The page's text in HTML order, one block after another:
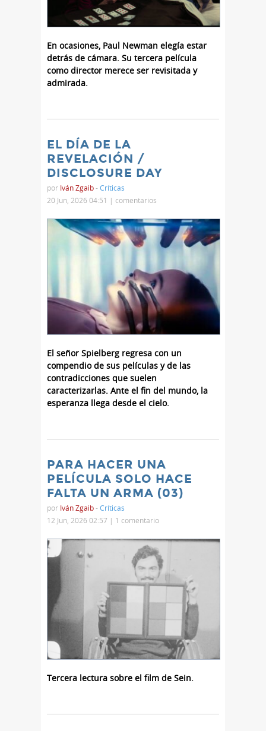
En ocasiones, Paul Newman elegía estar
detrás de cámara. Su tercera película
como director merece ser revisitada y
admirada.
EL DÍA DE LA
REVELACIÓN /
DISCLOSURE DAY
por Iván Zgaib-Críticas
20 Jun, 2026 04:51 | comentarios
El señor Spielberg regresa con un
compendio de sus películas y de las
contradicciones que suelen
caracterizarlas. Ante el fin del mundo, la
esperanza llega desde el cielo.
PARA HACER UNA
PELÍCULA SOLO HACE
FALTA UN ARMA (03)
por Iván Zgaib-Críticas
12 Jun, 2026 02:57 | 1 comentario
Tercera lectura sobre el film de Sein.